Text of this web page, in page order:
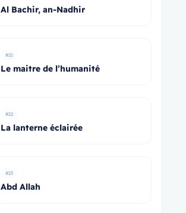
Al Bachir, an-Nadhir
#21
Le maitre de l’humanité
#22
La lanterne éclairée
#23
Abd Allah